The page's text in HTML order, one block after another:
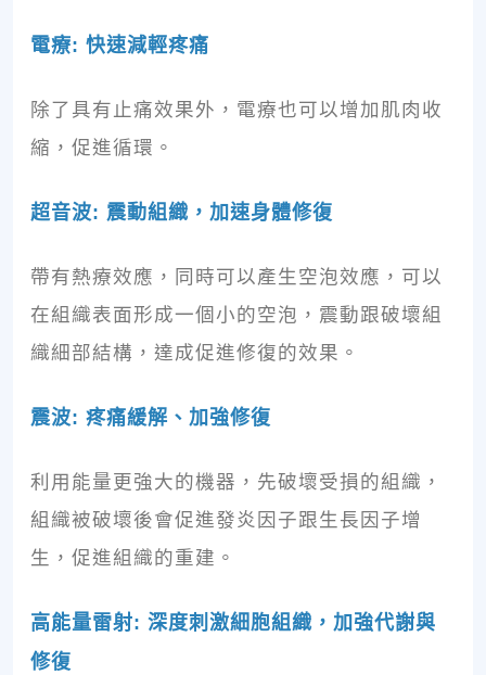
電療: 快速減輕疼痛
除了具有止痛效果外，電療也可以增加肌肉收
縮，促進循環。
超音波: 震動組織，加速身體修復
帶有熱療效應，同時可以產生空泡效應，可以
在組織表面形成一個小的空泡，震動跟破壞組
織細部結構，達成促進修復的效果。
震波: 疼痛緩解、加強修復
利用能量更強大的機器，先破壞受損的組織，
組織被破壞後會促進發炎因子跟生長因子增
生，促進組織的重建。
高能量雷射: 深度刺激細胞組織，加強代謝與
修復